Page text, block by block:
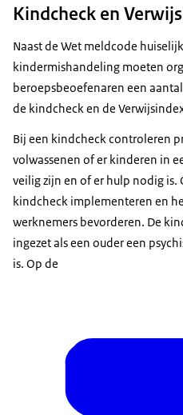
Kindcheck en
Naast de Wet meldcode
kindermishandeling moeten
beroepsbeoefenaren een
de kindcheck en de
Bij een kindcheck controleren
volwassenen of er kinderen in
veilig zijn en of er hulp nodig is.
kindcheck implementeren en
werknemers bevorderen. De
ingezet als een ouder een
is. Op de